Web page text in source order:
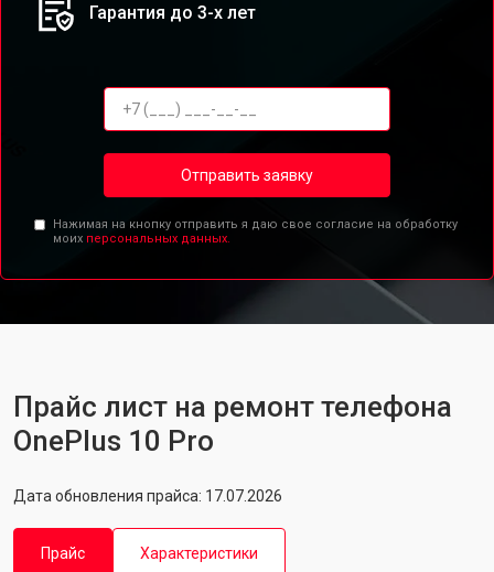
Гарантия до 3-х лет
Отправить заявку
Нажимая на кнопку отправить я даю свое согласие на обработку
моих персональных данных.
Прайс лист на ремонт телефона
OnePlus 10 Pro
Дата обновления прайса: 17.07.2026
Прайс Характеристики